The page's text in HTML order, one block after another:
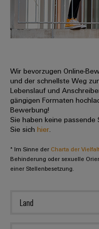
erlebbar
werden.
Datencenter
Produkte
für
Rechenzentren
–
effizient,
zuverlässig,
skalierbar
Energiespeicher
Lösungen
und
DC-
u-
OS
Edge
Computing
Industrial
5G
Single
komponenten
und
-
komponenten
Patchkabel
Fast
Delivery
Beratung
und
digitale
Planung
easyConnect
-
Ihre
uns
Distribution
Info
für
unsere
Partner
Vertrieb
Weidmüller
Zahlen
Unser
Vorstand
Nachhaltigkeit
Academy
People
Karriere
Stellen
für
Für
Studierende
Praktika
Wir bevorzugen Online-
und der schnellste Weg
Lebenslauf und
gängigen Formaten
Bewerbung!
Sie haben keine
Sie sichhier
* Im Sinne der Charta der Vielfalt
Behinderung oder sexuelle
einer Stellenbesetzung.
Land